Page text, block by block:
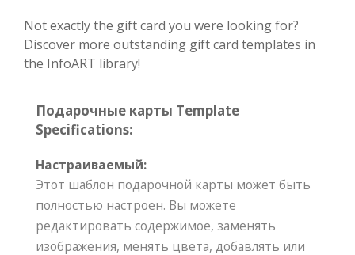
Not exactly the gift card you were looking for?
Discover more outstanding gift card templates in
the InfoART library!
Подарочные карты Template
Specifications:
Настраиваемый:
Этот шаблон подарочной карты может быть
полностью настроен. Вы можете
редактировать содержимое, заменять
изображения, менять цвета, добавлять или